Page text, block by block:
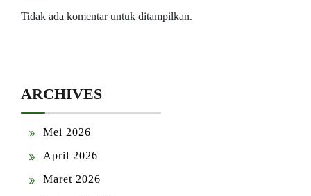
Tidak ada komentar untuk ditampilkan.
ARCHIVES
Mei 2026
April 2026
Maret 2026